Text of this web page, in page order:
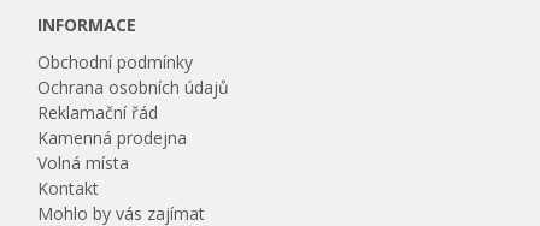
INFORMACE
Obchodní podmínky
Ochrana osobních údajů
Reklamační řád
Kamenná prodejna
Volná místa
Kontakt
Mohlo by vás zajímat